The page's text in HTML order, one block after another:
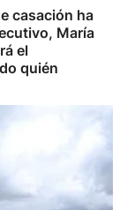
casación ha
María
el
quién